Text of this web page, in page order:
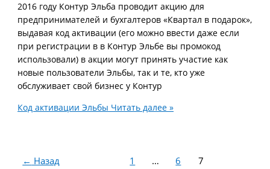
2016 году Контур Эльба проводит акцию для
предпринимателей и бухгалтеров «Квартал в подарок»,
выдавая код активации (его можно ввести даже если
при регистрации в в Контур Эльбе вы промокод
использовали) в акции могут принять участие как
новые пользователи Эльбы, так и те, кто уже
обслуживает свой бизнес у Контур
Код активации Эльбы Читать далее »
← Назад 1 … 6 7